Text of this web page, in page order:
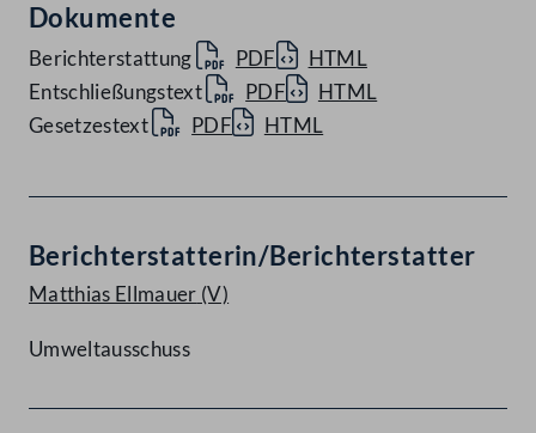
Dokumente
Berichterstattung PDF
HTML
Entschließungstext
PDF
HTML
Gesetzestext
PDF HTML
Berichterstatterin/Berichterstatter
Matthias Ellmauer (V)
Umweltausschuss